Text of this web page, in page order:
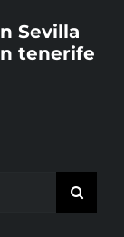
Sevilla
tenerife